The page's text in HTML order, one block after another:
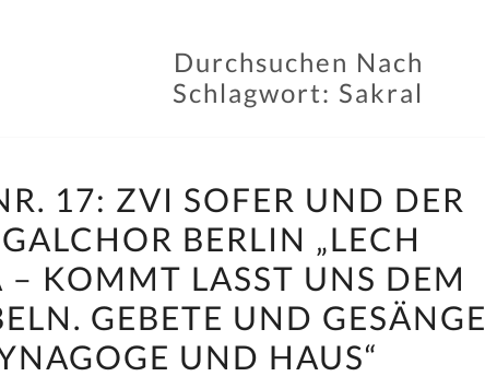
Durchsuchen Nach
Schlagwort: Sakral
NR.
17:
ZVI
SOFER
UND
DER
17: ZVI SOFER UND DER
BERLIN „LECH
– KOMMT LASST UNS DEM
GEBETE UND GESÄNGE
UND HAUS“